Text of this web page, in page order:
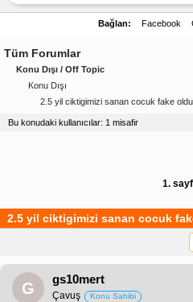
Bağlan: Facebook
Tüm Forumlar
Konu Dışı / Off Topic
Konu Dışı
2.5 yil ciktigimizi sanan cocuk fake
Bu konudaki kullanıcılar: 1 misafir
1.
2.5 yil ciktigimizi sanan cocuk
G
gs10mert
Çavuş Konu Sahibi